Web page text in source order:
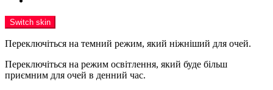
Switch skin
Переключіться на темний режим, який ніжніший для очей.
Переключіться на режим освітлення, який буде більш
приємним для очей в денний час.